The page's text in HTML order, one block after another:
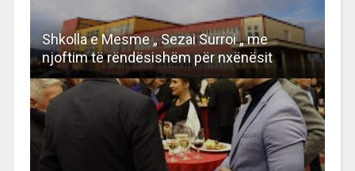
Shkolla e Mesme „ Sezai Surroi „ me
njoftim të rëndësishëm për nxënësit